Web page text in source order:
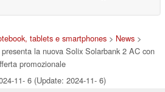
tablets e smartphones > News >
la nuova Solix Solarbank 2 AC con
promozionale
11- 6 (Update: 2024-11- 6)